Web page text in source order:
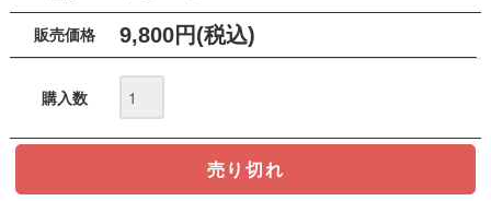
販売価格 9,800円(税込)
購入数